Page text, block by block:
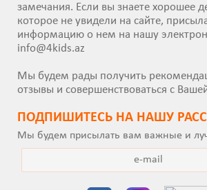
замечания. Если вы знаете хорошее
которое не увидели на сайте,
информацию о нем на нашу
info@4kids.az
Мы будем рады получить
отзывы и совершенствоваться с
ПОДПИШИТEСЬ НА НАШУ
Мы будем присылать вам важные и